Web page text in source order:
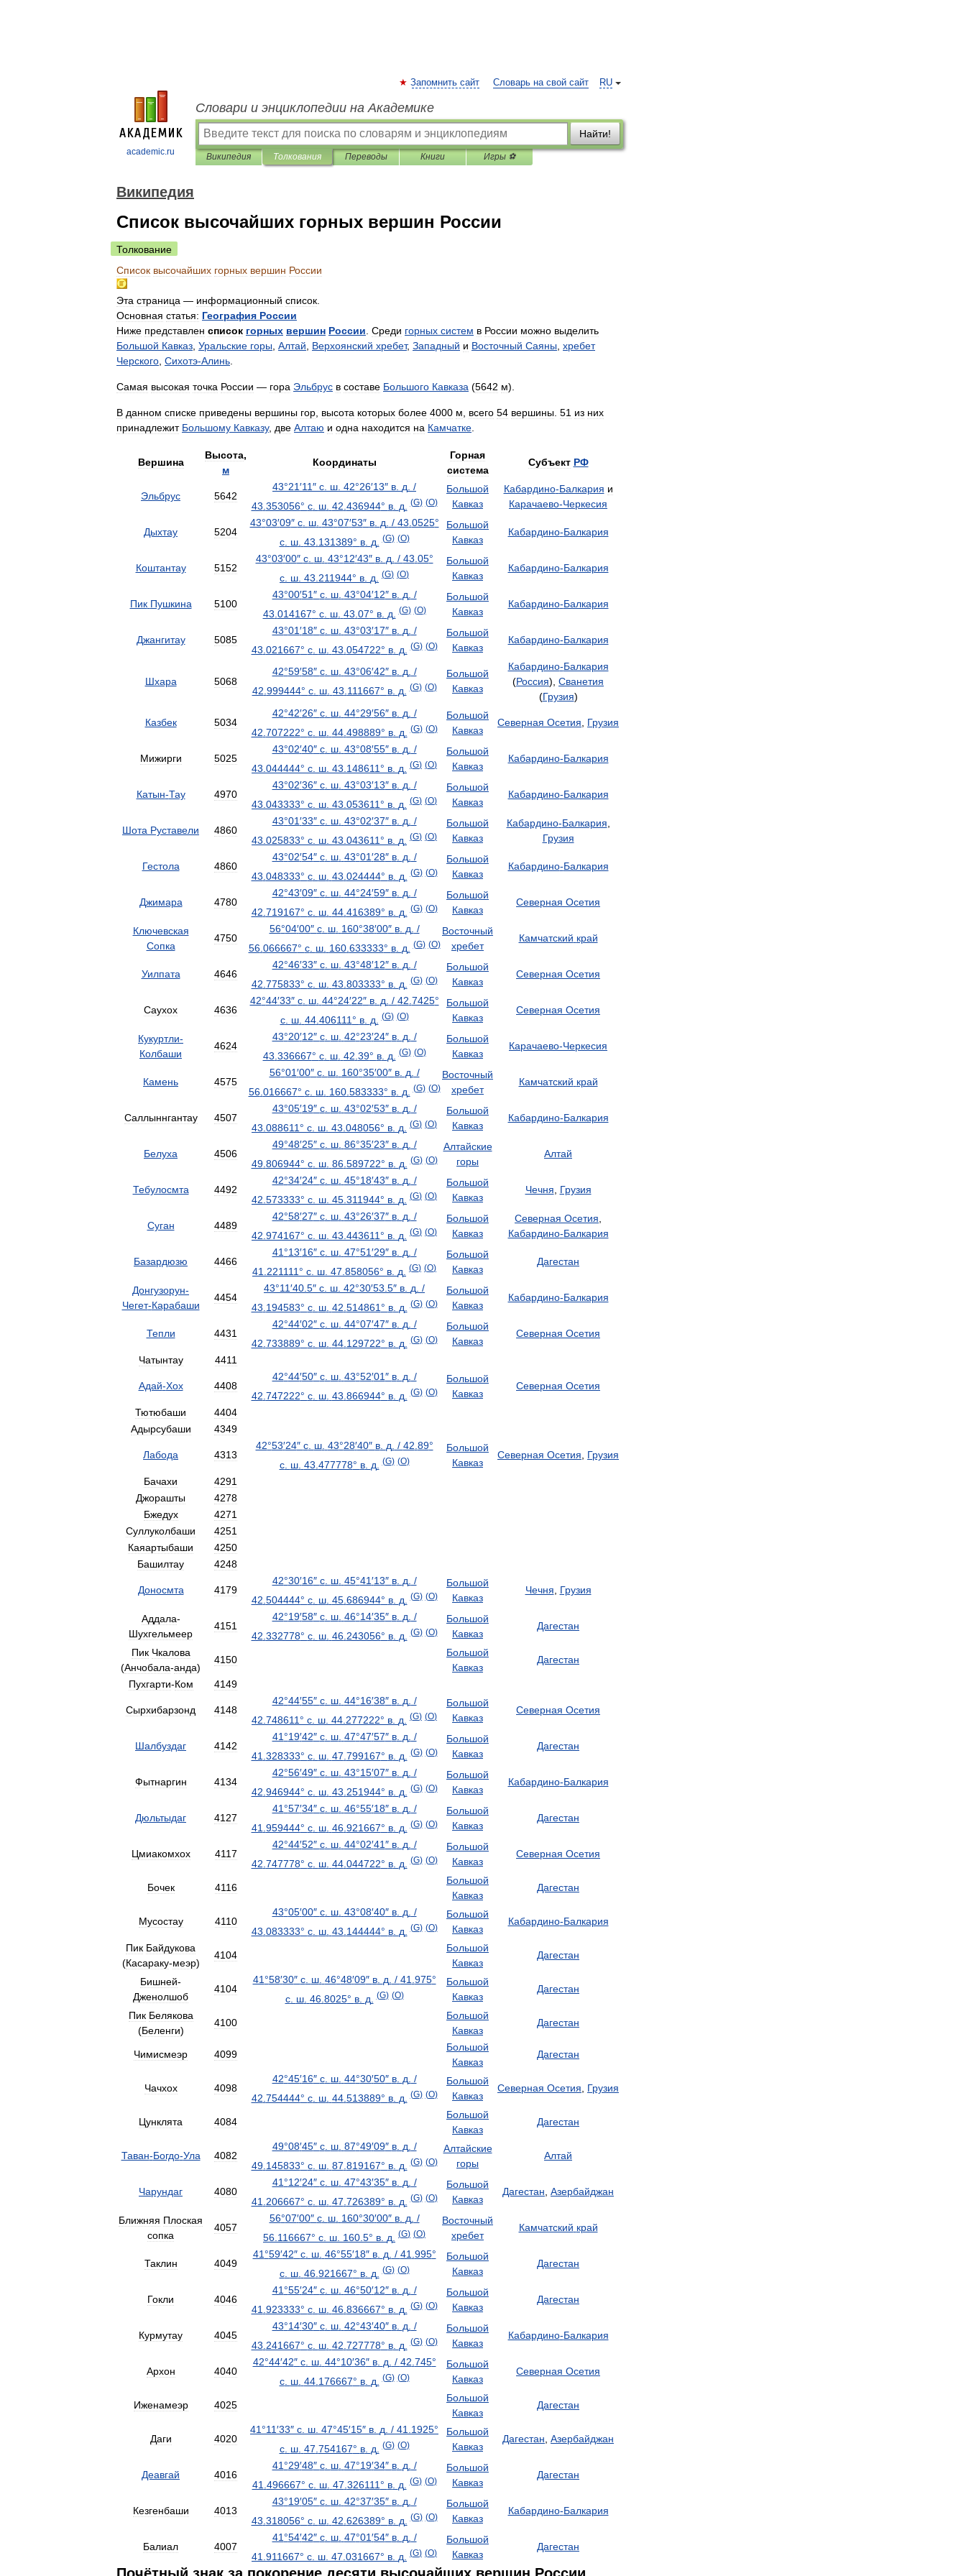
academic.ru
RU
Запомнить сайт Словарь на свой сайт
Словари и энциклопедии на Академике
Найти!
Википедия Толкования Переводы Книги Игры ⚽
Википедия
Список высочайших горных вершин России
Толкование
Список высочайших горных вершин России
Эта страница — информационный список
Основная статья: География России
Ниже представлен список горных вершин России Среди горных систем в России можно выделить
Большой Кавказ Уральские горы Алтай Верхоянский хребет, Западный и Восточный Саяны хребет
Черского Сихотэ-Алинь
Самая высокая точка России — гора Эльбрус в составе Большого Кавказа (5642 м).
В данном списке приведены вершины гор высота которых более 4000 м всего 54 вершины 51 из них
принадлежит Большому Кавказу, две Алтаю и одна находится на Камчатке
Вершина
Высота,
м
Координаты
Горная
система
Субъект РФ
Эльбрус 5642
43°21′11″ с ш 42°26′13″ в д /
43 353056° с. ш. 42 436944° в. д (G) (O)
Большой
Кавказ
Кабардино-Балкария и
Карачаево-Черкесия
Дыхтау 5204
43°03′09″ с. ш. 43°07′53″ в. д / 43 0525°
с. ш. 43 131389° в. д (G) (O)
Большой
Кавказ
Кабардино-Балкария
Коштантау 5152
43°03′00″ с. ш. 43°12′43″ в. д / 43 05°
с ш 43 211944° в д (G) (O)
Большой
Кавказ
Кабардино-Балкария
Пик Пушкина 5100
43°00′51″ с. ш. 43°04′12″ в. д /
43 014167° с. ш. 43 07° в. д (G) (O)
Большой
Кавказ
Кабардино-Балкария
Джангитау 5085
43°01′18″ с. ш. 43°03′17″ в. д /
43 021667° с. ш. 43 054722° в. д (G) (O)
Большой
Кавказ
Кабардино-Балкария
Шхара 5068
42°59′58″ с. ш. 43°06′42″ в. д /
42 999444° с. ш. 43 111667° в. д (G) (O)
Большой
Кавказ
Кабардино-Балкария
(Россия), Сванетия
(Грузия)
Казбек 5034
42°42′26″ с. ш. 44°29′56″ в. д /
42 707222° с. ш. 44. 498889° в. д (G) (O)
Большой
Кавказ
Северная Осетия Грузия
Мижирги 5025
43°02′40″ с. ш. 43°08′55″ в. д /
43 044444° с ш 43 148611 ° в д (G) (O)
Большой
Кавказ
Кабардино-Балкария
Катын-Тау 4970
43°02′36″ с. ш. 43°03′13″ в. д /
43 043333° с ш 43 053611 ° в д (G) (O)
Большой
Кавказ
Кабардино-Балкария
Шота Руставели 4860
43°01′33″ с. ш. 43°02′37″ в. д /
43 025833° с ш 43 043611 ° в д (G) (O)
Большой
Кавказ
Кабардино-Балкария
Грузия
Гестола 4860
43°02′54″ с. ш. 43°01′28″ в. д /
43 048333° с. ш. 43 024444° в. д (G) (O)
Большой
Кавказ
Кабардино-Балкария
Джимара 4780
42°43′09″ с. ш. 44°24′59″ в. д /
42 719167° с. ш. 44. 416389° в. д (G) (O)
Большой
Кавказ
Северная Осетия
Ключевская
Сопка
4750
56°04′00″ с. ш. 160°38′00″ в. д /
56. 066667° с. ш. 160. 633333° в. д (G) (O)
Восточный
хребет
Камчатский край
Уилпата 4646
42°46′33″ с. ш. 43°48′12″ в. д /
42 775833° с. ш. 43 803333° в. д (G) (O)
Большой
Кавказ
Северная Осетия
Саухох 4636
42°44′33″ с. ш. 44°24′22″ в. д / 42 7425°
с. ш. 44. 406111 ° в. д (G) (O)
Большой
Кавказ
Северная Осетия
Кукуртли-
Колбаши
4624
43°20′12″ с. ш. 42°23′24″ в. д /
43 336667° с. ш. 42 39° в. д (G) (O)
Большой
Кавказ
Карачаево-Черкесия
Камень 4575
56°01′00″ с. ш. 160°35′00″ в. д /
56. 016667° с. ш. 160. 583333° в. д (G) (O)
Восточный
хребет
Камчатский край
Саллыннгантау 4507
43°05′19″ с. ш. 43°02′53″ в. д /
43 088611 ° с ш 43 048056° в д (G) (O)
Большой
Кавказ
Кабардино-Балкария
Белуха 4506
49°48′25″ с. ш. 86°35′23″ в. д /
49. 806944° с. ш. 86. 589722° в. д (G) (O)
Алтайские
горы
Алтай
Тебулосмта 4492
42°34′24″ с. ш. 45°18′43″ в. д /
42 573333° с ш 45 311944° в д (G) (O)
Большой
Кавказ
Чечня Грузия
Суган 4489
42°58′27″ с. ш. 43°26′37″ в. д /
42 974167° с ш 43 443611 ° в д (G) (O)
Большой
Кавказ
Северная Осетия
Кабардино-Балкария
Базардюзю 4466
41 °13′16″ с. ш. 47°51′29″ в. д /
41 221111 ° с ш 47 858056° в д (G) (O)
Большой
Кавказ
Дагестан
Донгузорун-
Чегет-Карабаши
4454
43°11′40 5″ с ш 42°30′53 5″ в д /
43 194583° с. ш. 42 514861 ° в. д (G) (O)
Большой
Кавказ
Кабардино-Балкария
Тепли 4431
42°44′02″ с. ш. 44°07′47″ в. д /
42 733889° с. ш. 44. 129722° в. д (G) (O)
Большой
Кавказ
Северная Осетия
Чатынтау 4411
Адай-Хох 4408
42°44′50″ с. ш. 43°52′01″ в. д /
42 747222° с. ш. 43 866944° в. д (G) (O)
Большой
Кавказ
Северная Осетия
Тютюбаши
4404
Адырсубаши
4349
Лабода 4313
42°53′24″ с. ш. 43°28′40″ в. д / 42 89°
с. ш. 43 477778° в. д (G) (O)
Большой
Кавказ
Северная Осетия Грузия
Бачахи
4291
Джорашты
4278
Бжедух
4271
Суллуколбаши
4251
Каяартыбаши
4250
Башилтау
4248
Доносмта 4179
42°30′16″ с. ш. 45°41′13″ в. д /
42 504444° с. ш. 45. 686944° в. д (G) (O)
Большой
Кавказ
Чечня Грузия
Аддала-
Шухгельмеер
4151
42°19′58″ с. ш. 46°14′35″ в. д /
42 332778° с. ш. 46. 243056° в. д (G) (O)
Большой
Кавказ
Дагестан
Пик Чкалова
(Анчобала-анда)
4150
Большой
Кавказ
Дагестан
Пухгарти-Ком 4149
Сырхибарзонд 4148
42°44′55″ с. ш. 44°16′38″ в. д /
42 748611 ° с ш 44 277222° в д (G) (O)
Большой
Кавказ
Северная Осетия
Шалбуздаг 4142
41 °19′42″ с. ш. 47°47′57″ в. д /
41 328333° с. ш. 47 799167° в. д (G) (O)
Большой
Кавказ
Дагестан
Фытнаргин 4134
42°56′49″ с. ш. 43°15′07″ в. д /
42 946944° с. ш. 43 251944° в. д (G) (O)
Большой
Кавказ
Кабардино-Балкария
Дюльтыдаг 4127
41 °57′34″ с. ш. 46°55′18″ в. д /
41 959444° с. ш. 46. 921667° в. д (G) (O)
Большой
Кавказ
Дагестан
Цмиакомхох 4117
42°44′52″ с. ш. 44°02′41″ в. д /
42 747778° с. ш. 44. 044722° в. д (G) (O)
Большой
Кавказ
Северная Осетия
Бочек 4116
Большой
Кавказ
Дагестан
Мусостау 4110
43°05′00″ с. ш. 43°08′40″ в. д /
43 083333° с. ш. 43 144444° в. д (G) (O)
Большой
Кавказ
Кабардино-Балкария
Пик Байдукова
(Касараку-меэр)
4104
Большой
Кавказ
Дагестан
Бишней-
Дженолшоб
4104
41 °58′30″ с. ш. 46°48′09″ в. д / 41 975°
с. ш. 46. 8025° в. д (G) (O)
Большой
Кавказ
Дагестан
Пик Белякова
(Беленги)
4100
Большой
Кавказ
Дагестан
Чимисмеэр 4099
Большой
Кавказ
Дагестан
Чачхох 4098
42°45′16″ с. ш. 44°30′50″ в. д /
42 754444° с. ш. 44. 513889° в. д (G) (O)
Большой
Кавказ
Северная Осетия Грузия
Цунклята 4084
Большой
Кавказ
Дагестан
Таван-Богдо-Ула 4082
49°08′45″ с. ш. 87°49′09″ в. д /
49. 145833° с. ш. 87 819167° в. д (G) (O)
Алтайские
горы
Алтай
Чарундаг 4080
41 °12′24″ с. ш. 47°43′35″ в. д /
41 206667° с. ш. 47 726389° в. д (G) (O)
Большой
Кавказ
Дагестан Азербайджан
Ближняя Плоская
сопка
4057
56°07′00″ с. ш. 160°30′00″ в. д /
56 116667° с ш 160 5° в д (G) (O)
Восточный
хребет
Камчатский край
Таклин 4049
41 °59′42″ с. ш. 46°55′18″ в. д / 41 995°
с. ш. 46. 921667° в. д (G) (O)
Большой
Кавказ
Дагестан
Гокли 4046
41 °55′24″ с. ш. 46°50′12″ в. д /
41 923333° с. ш. 46. 836667° в. д (G) (O)
Большой
Кавказ
Дагестан
Курмутау 4045
43°14′30″ с. ш. 42°43′40″ в. д /
43 241667° с. ш. 42 727778° в. д (G) (O)
Большой
Кавказ
Кабардино-Балкария
Архон 4040
42°44′42″ с. ш. 44°10′36″ в. д / 42 745°
с. ш. 44. 176667° в. д (G) (O)
Большой
Кавказ
Северная Осетия
Иженамеэр 4025
Большой
Кавказ
Дагестан
Даги 4020
41 °11′33″ с ш 47°45′15″ в д / 41 1925°
с. ш. 47 754167° в. д (G) (O)
Большой
Кавказ
Дагестан Азербайджан
Деавгай 4016
41 °29′48″ с. ш. 47°19′34″ в. д /
41 496667° с. ш. 47 326111 ° в. д (G) (O)
Большой
Кавказ
Дагестан
Кезгенбаши 4013
43°19′05″ с. ш. 42°37′35″ в. д /
43 318056° с. ш. 42 626389° в. д (G) (O)
Большой
Кавказ
Кабардино-Балкария
Балиал 4007
41 °54′42″ с. ш. 47°01′54″ в. д /
41 911667° с ш 47 031667° в д (G) (O)
Большой
Кавказ
Дагестан